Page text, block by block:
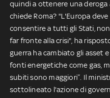
quindi a ottenere una deroga
chiede Roma? "L'Europa
consentire a tutti gli Stati,
far fronte alla crisi", ha
guerra ha cambiato gli asset
fonti energetiche come gas,
subiti sono maggiori”. Il
sottolineato l'azione di